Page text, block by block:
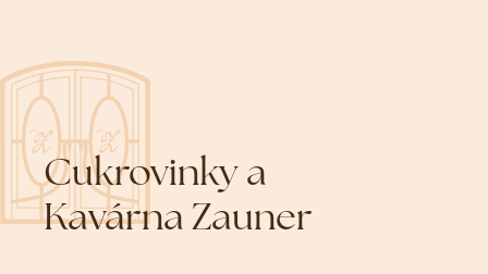
Cukrovinky a
Kavárna Zauner